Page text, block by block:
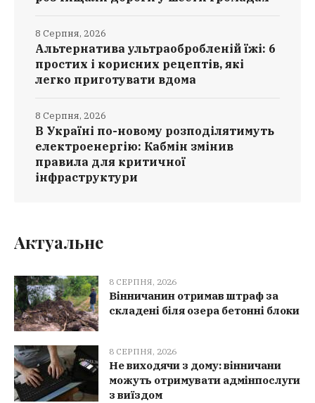
Альтернатива ультраобробленій їжі: 6
простих і корисних рецептів, які
легко приготувати вдома
8 Серпня, 2026
В Україні по-новому розподілятимуть
електроенергію: Кабмін змінив
правила для критичної
інфраструктури
8 Серпня, 2026
Актуальне
8 СЕРПНЯ, 2026
Вінничанин отримав штраф за
складені біля озера бетонні блоки
8 СЕРПНЯ, 2026
Не виходячи з дому: вінничани
можуть отримувати адмінпослуги
з виїздом